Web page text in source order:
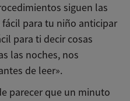
siguen las
para tu niño anticipar
para ti decir cosas
las noches, nos
de leer».
parecer que un minuto